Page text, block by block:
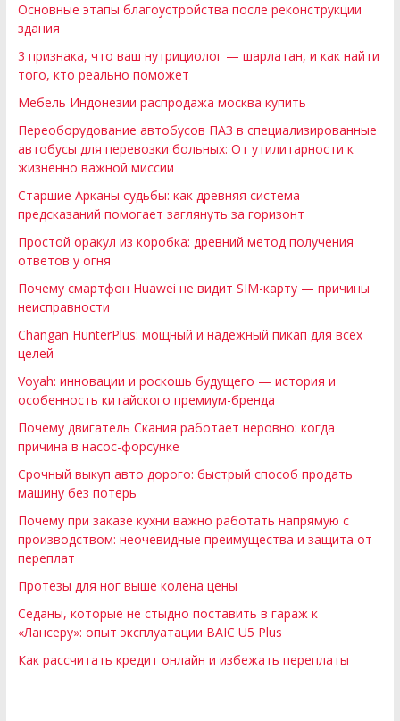
Основные этапы благоустройства после реконструкции
здания
3 признака, что ваш нутрициолог — шарлатан, и как найти
того, кто реально поможет
Мебель Индонезии распродажа москва купить
Переоборудование автобусов ПАЗ в специализированные
автобусы для перевозки больных: От утилитарности к
жизненно важной миссии
Старшие Арканы судьбы: как древняя система
предсказаний помогает заглянуть за горизонт
Простой оракул из коробка: древний метод получения
ответов у огня
Почему смартфон Huawei не видит SIM-карту — причины
неисправности
Changan HunterPlus: мощный и надежный пикап для всех
целей
Voyah: инновации и роскошь будущего — история и
особенность китайского премиум-бренда
Почему двигатель Скания работает неровно: когда
причина в насос-форсунке
Срочный выкуп авто дорого: быстрый способ продать
машину без потерь
Почему при заказе кухни важно работать напрямую с
производством: неочевидные преимущества и защита от
переплат
Протезы для ног выше колена цены
Седаны, которые не стыдно поставить в гараж к
«Лансеру»: опыт эксплуатации BAIC U5 Plus
Как рассчитать кредит онлайн и избежать переплаты